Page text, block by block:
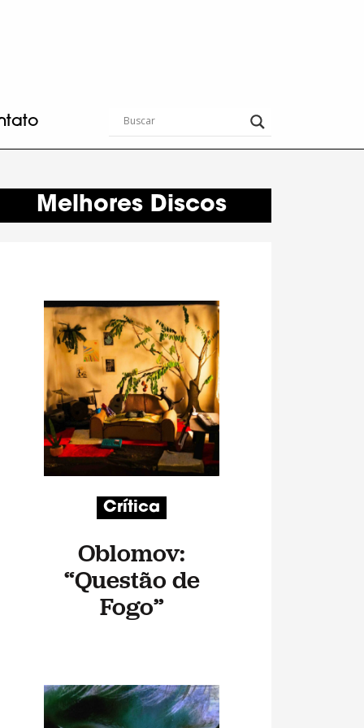
Melhores Discos
Crítica
Oblomov:
“Questão de
Fogo”